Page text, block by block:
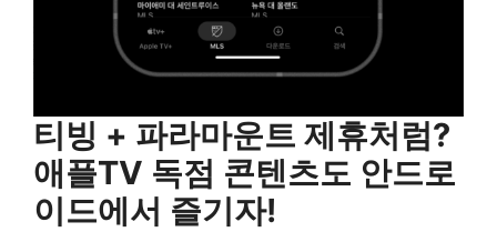
티빙 + 파라마운트 제휴처럼?
애플TV 독점 콘텐츠도 안드로
이드에서 즐기자!